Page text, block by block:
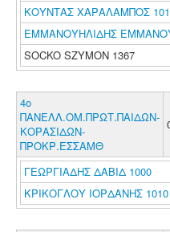
ΚΟΥΝΤΑΣ ΧΑΡΑΛΑΜΠΟΣ
ΕΜΜΑΝΟΥΗΛΙΔΗΣ
SOCKO SZYMON 1367
4ο
ΠΑΝΕΛΛ.ΟΜ.ΠΡΩΤ.ΠΑΙΔΩΝ-
ΚΟΡΑΣΙΔΩΝ-
ΠΡΟΚΡ.ΕΣΣΑΜΘ
ΓΕΩΡΓΙΑΔΗΣ ΔΑΒΙΔ 1000
ΚΡΙΚΟΓΛΟΥ ΙΟΡΔΑΝΗΣ 1010